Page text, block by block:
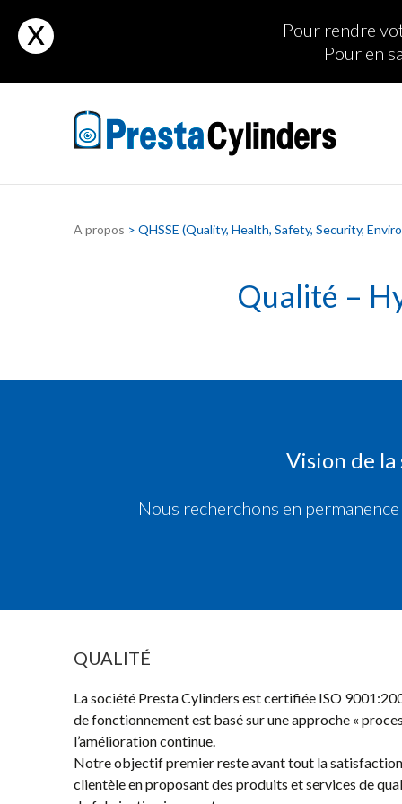
Pour rendre
Pour en
x
A propos > QHSSE (Quality, Health, Safety, Security,
Qualité –
Vision de la
Nous recherchons en
QUALITÉ
La société Presta Cylinders est certifiée ISO
de fonctionnement est basé sur une approche «
l’amélioration continue.
Notre objectif premier reste avant tout la
clientèle en proposant des produits et services de